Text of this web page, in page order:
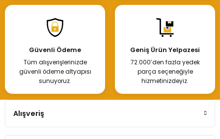
Güvenli Ödeme
Tüm alışverişlerinizde
güvenli ödeme altyapısı
sunuyoruz.
Geniş Ürün Yelpazesi
72.000’den fazla yedek
parça seçeneğiyle
hizmetinizdeyiz.
Alışveriş